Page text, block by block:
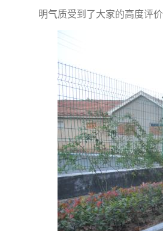
明气质受到了大家的高度评价